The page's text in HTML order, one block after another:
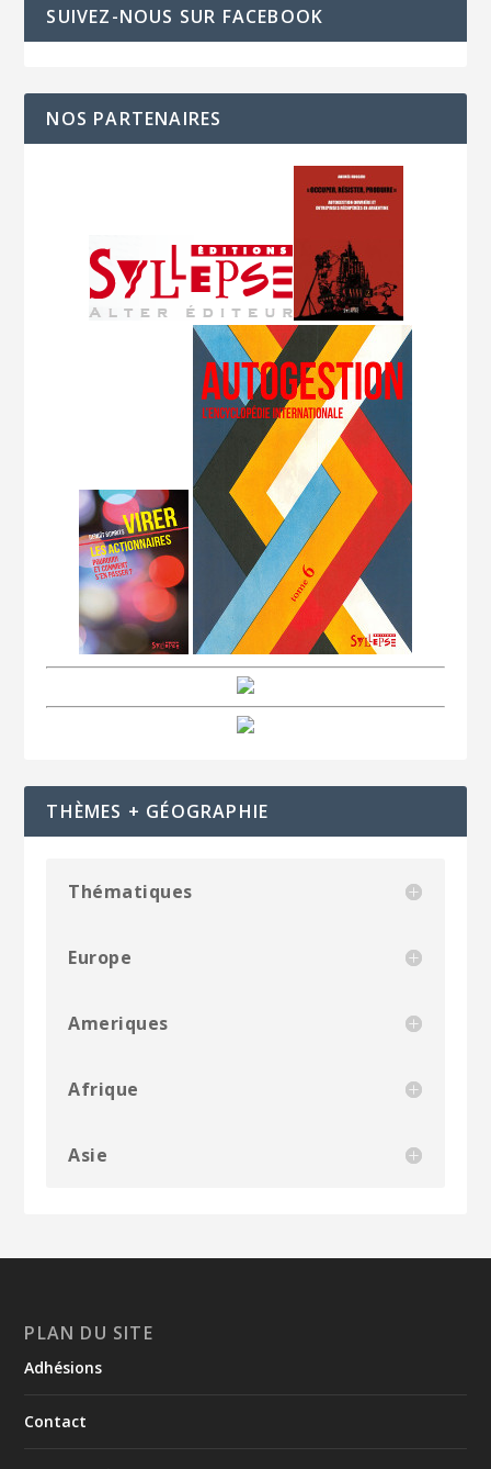
SUIVEZ-NOUS SUR FACEBOOK
NOS PARTENAIRES
THÈMES + GÉOGRAPHIE
Thématiques
Europe
Ameriques
Afrique
Asie
PLAN DU SITE
Adhésions
Contact